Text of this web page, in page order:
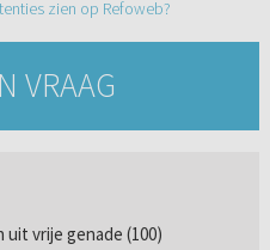
zien op Refoweb?
VRAAG
vrije genade (100)